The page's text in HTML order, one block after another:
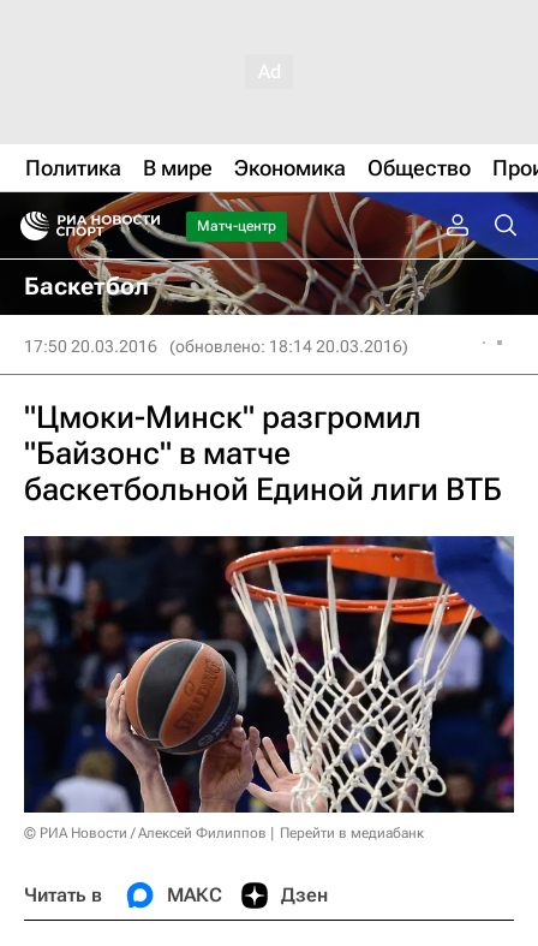
Политика В мире Экономика Общество
Матч-центр
Баскетбол
17:50 20.03.2016 (обновлено: 18:14 20.03.2016)
"Цмоки-Минск" разгромил
"Байзонс" в матче
баскетбольной Единой лиги ВТБ
© РИА Новости / Алексей Филиппов Перейти в медиабанк
Читать в МАКС Дзен